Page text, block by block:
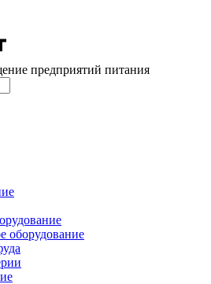
предприятий питания
оборудование